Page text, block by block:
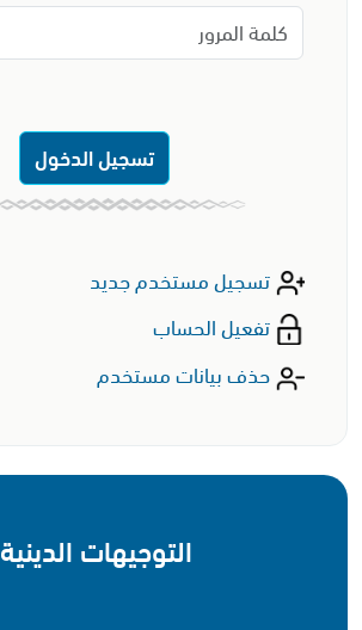
تسجيل الدخول
تسجيل مستخدم جديد
تفعيل الحساب
حذف بيانات مستخدم
التوجيهات الدينية